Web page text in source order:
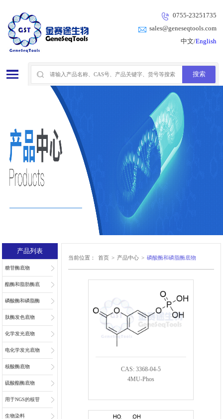
0755-23251735
sales@geneseqtools.com
中文/English
产品列表
糖苷酶底物
酯酶和脂肪酶底
物
磷酸酶和磷脂酶
底物
肽酶发色底物
化学发光底物
电化学发光底物
核酸酶底物
硫酸酯酶底物
用于NGS的核苷
和核苷酸
生物染料
当前位置： 首页 > 产品中心 > 磷酸酶和磷脂酶底物
CAS: 3368-04-5
4MU-Phos